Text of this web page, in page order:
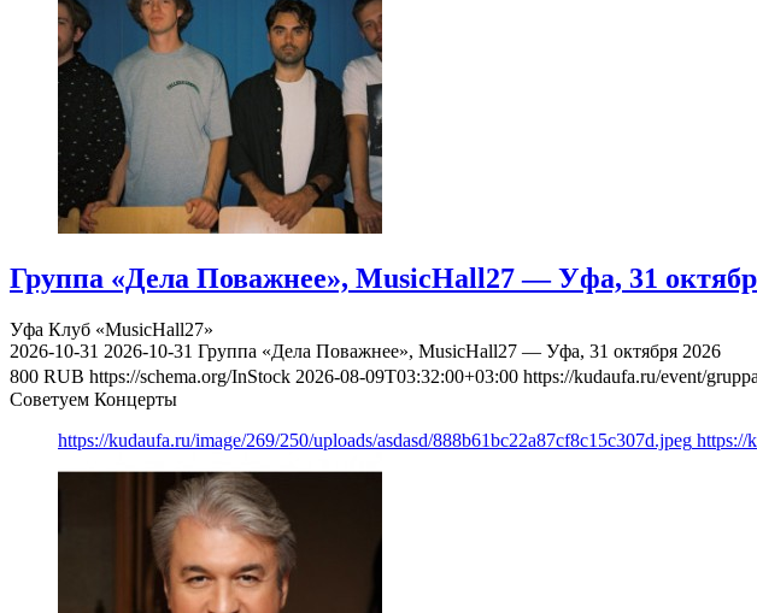
Группа «Дела Поважнее», MusicHall27 — Уфа, 31
Уфа Клуб «MusicHall27»
2026-10-31 2026-10-31 Группа «Дела Поважнее», MusicHall27 — Уфа, 31 октября 2026
800 RUB https://schema.org/InStock 2026-08-09T03:32:00+03:00 https://kudaufa.ru/event/
Советуем Концерты
https://kudaufa.ru/image/269/250/uploads/asdasd/888b61bc22a87cf8c15c307d.jpeg https://